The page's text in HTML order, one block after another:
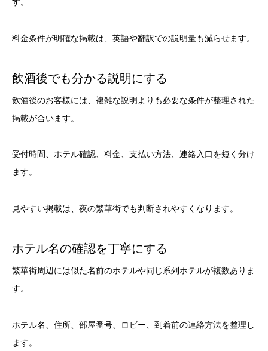
料金条件が明確な掲載は、英語や翻訳での説明量も減らせます。
飲酒後でも分かる説明にする
飲酒後のお客様には、複雑な説明よりも必要な条件が整理された
掲載が合います。
受付時間、ホテル確認、料金、支払い方法、連絡入口を短く分け
ます。
見やすい掲載は、夜の繁華街でも判断されやすくなります。
ホテル名の確認を丁寧にする
繁華街周辺には似た名前のホテルや同じ系列ホテルが複数ありま
す。
ホテル名、住所、部屋番号、ロビー、到着前の連絡方法を整理し
ます。